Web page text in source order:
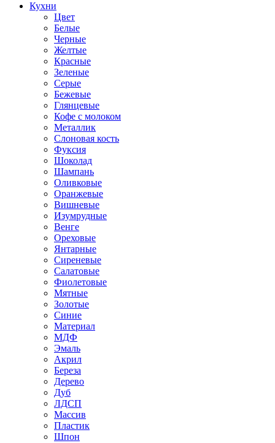
Кухни
Цвет
Белые
Черные
Желтые
Красные
Зеленые
Серые
Бежевые
Глянцевые
Кофе с молоком
Металлик
Слоновая кость
Фуксия
Шоколад
Шампань
Оливковые
Оранжевые
Вишневые
Изумрудные
Венге
Ореховые
Янтарные
Сиреневые
Салатовые
Фиолетовые
Мятные
Золотые
Синие
Материал
МДФ
Эмаль
Акрил
Береза
Дерево
Дуб
ЛДСП
Массив
Пластик
Шпон